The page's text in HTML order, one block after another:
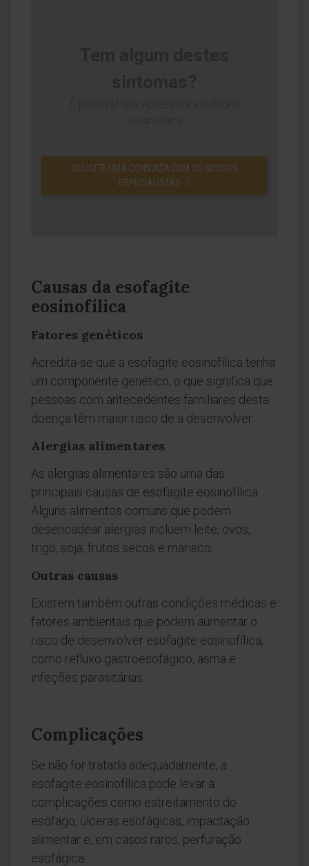
SOLICITE UMA CONSULTA COM OS NOSSOS
ESPECIALISTAS
Causas da esofagite
eosinofílica
Fatores genéticos
Acredita-se que a esofagite eosinofílica tenha
um componente genético, o que significa que
pessoas com antecedentes familiares desta
doença têm maior risco de a desenvolver.
Alergias alimentares
As alergias alimentares são uma das
principais causas de esofagite eosinofílica.
Alguns alimentos comuns que podem
desencadear alergias incluem leite, ovos,
trigo, soja, frutos secos e marisco.
Outras causas
Existem também outras condições médicas e
fatores ambientais que podem aumentar o
risco de desenvolver esofagite eosinofílica,
como refluxo gastroesofágico, asma e
infeções parasitárias.
Complicações
Se não for tratada adequadamente, a
esofagite eosinofílica pode levar a
complicações como estreitamento do
esófago, úlceras esofágicas, impactação
alimentar e, em casos raros, perfuração
esofágica.